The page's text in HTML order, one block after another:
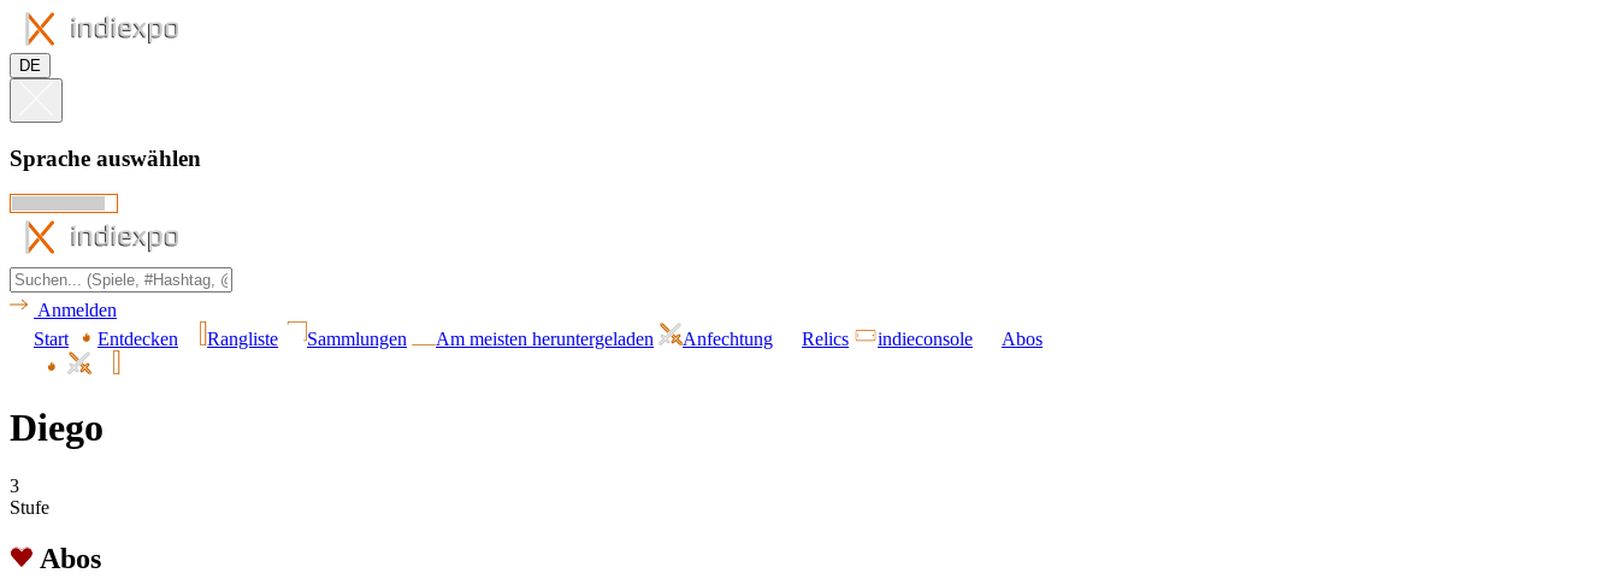
DE
Sprache auswählen
Anmelden
Start
Entdecken Rangliste Sammlungen Am meisten heruntergeladen Anfechtung Relics indieconsole Abos
Diego
3
Stufe
Abos